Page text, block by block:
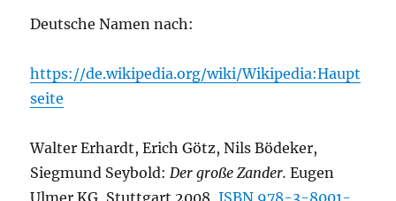
Deutsche Namen nach:
https://de.wikipedia.org/wiki/Wikipedia:Haupt
seite
Walter Erhardt, Erich Götz, Nils Bödeker,
Siegmund Seybold: Der große Zander. Eugen
Ulmer KG, Stuttgart 2008,ISBN 978-3-8001-